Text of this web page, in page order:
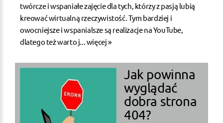
twórcze i wspaniałe zajęcie dla tych, którzy z pasją lubią
kreować wirtualną rzeczywistość. Tym bardziej i
owocniejsze i wspanialsze są realizacje na YouTube,
dlatego też warto j... więcej »
Jak powinna
wyglądać
dobra strona
404?